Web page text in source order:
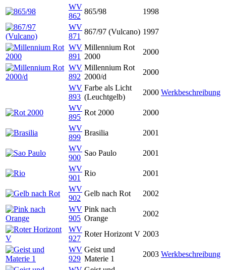
WV
862
865/98
1998
WV
871
867/97 (Vulcano) 1997
WV
891
Millennium Rot
2000
2000
WV
892
Millennium Rot
2000/d
2000
WV
893
Farbe als Licht
(Leuchtgelb)
2000 Werkbeschreibung
WV
895
Rot 2000
2000
WV
899
Brasilia
2001
WV
900
Sao Paulo
2001
WV
901
Rio
2001
WV
902
Gelb nach Rot
2002
WV
905
Pink nach
Orange
2002
WV
927
Roter Horizont V 2003
WV
929
Geist und
Materie 1
2003 Werkbeschreibung